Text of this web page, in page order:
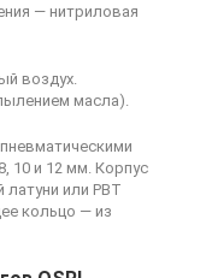
— нитриловая
воздух.
масла).
10 и 12 мм. Корпус
или PBT
кольцо — из